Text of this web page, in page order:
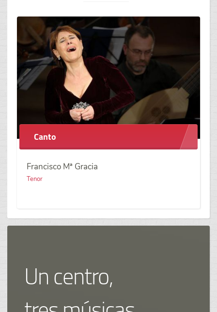
Canto
Francisco Mª Gracia
Tenor
Un centro,